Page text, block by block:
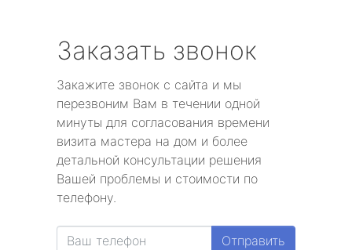
Заказать звонок
Закажите звонок с сайта и мы
перезвоним Вам в течении одной
минуты для согласования времени
визита мастера на дом и более
детальной консультации решения
Вашей проблемы и стоимости по
телефону.
Отправить